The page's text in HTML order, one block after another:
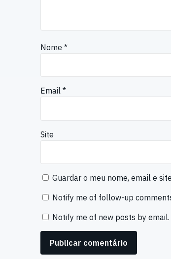
Nome *
Email *
Site
Guardar o meu nome, email e
Notify me of follow-up
Notify me of new posts by email.